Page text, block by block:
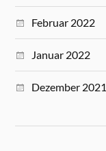
Februar 2022
Januar 2022
Dezember 2021